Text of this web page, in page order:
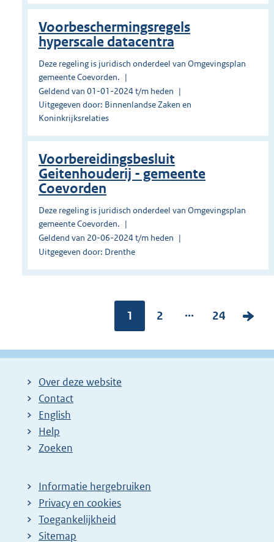
Voorbeschermingsregels
hyperscale datacentra
Deze regeling is juridisch onderdeel van Omgevingsplan
gemeente Coevorden.
Geldend van 01-01-2024 t/m heden
Uitgegeven door: Binnenlandse Zaken en
Koninkrijksrelaties
Voorbereidingsbesluit
Geitenhouderij - gemeente
Coevorden
Deze regeling is juridisch onderdeel van Omgevingsplan
gemeente Coevorden.
Geldend van 20-06-2024 t/m heden
Uitgegeven door: Drenthe
Pagina:
1
P
g
2 ...
P
g
24
V
l
Over deze website
Contact
English
Help
Zoeken
Informatie hergebruiken
Privacy en cookies
Toegankelijkheid
Sitemap